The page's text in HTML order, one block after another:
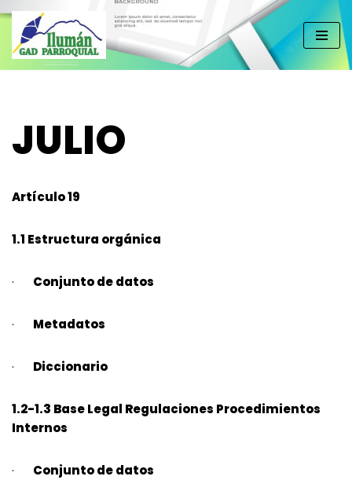
Saltar
al
JULIO
Artículo 19
1.1 Estructura orgánica
· Conjunto de datos
· Metadatos
· Diccionario
1.2-1.3 Base Legal Regulaciones Procedimientos
Internos
· Conjunto de datos